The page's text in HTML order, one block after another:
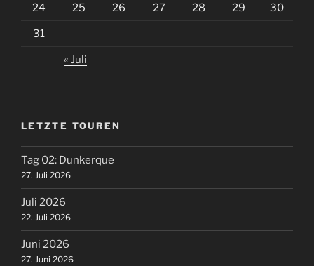
24 25 26 27 28 29 30
31
« Juli
LETZTE TOUREN
Tag 02: Dunkerque
27. Juli 2026
Juli 2026
22. Juli 2026
Juni 2026
27. Juni 2026